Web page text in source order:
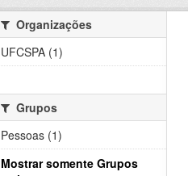
Organizações
UFCSPA (1)
Grupos
Pessoas (1)
Mostrar somente Grupos